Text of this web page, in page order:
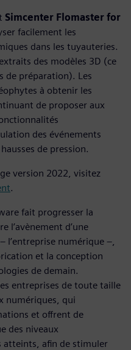
Simcenter Flomaster for
facilement les
dans les tuyauteries.
des modèles 3D (ce
de préparation). Les
à obtenir les
de proposer aux
des événements
de pression.
version 2022, visitez
.
fait progresser la
l’avènement d’une
l’entreprise numérique –,
et la conception
de demain.
entreprises de toute taille
numériques, qui
et offrent de
des niveaux
atteints, afin de stimuler